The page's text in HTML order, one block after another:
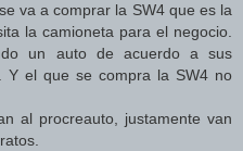
va a comprar la SW4 que es la
la camioneta para el negocio.
un auto de acuerdo a sus
Y el que se compra la SW4 no
al procreauto, justamente van